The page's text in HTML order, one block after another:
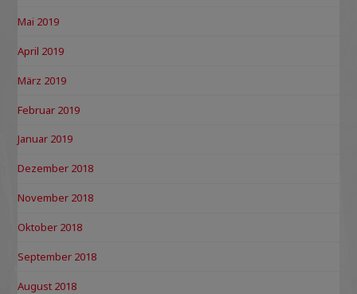
Mai 2019
April 2019
März 2019
Februar 2019
Januar 2019
Dezember 2018
November 2018
Oktober 2018
September 2018
August 2018